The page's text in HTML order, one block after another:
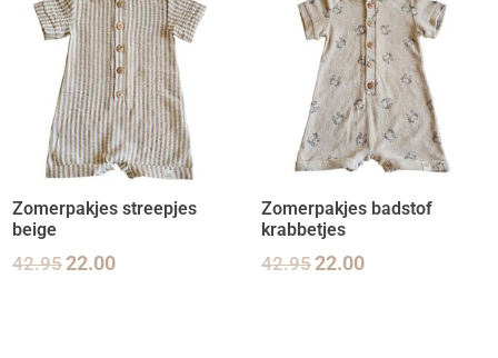
Zomerpakjes streepjes
beige
42.9522.00
Zomerpakjes badstof
krabbetjes
42.9522.00